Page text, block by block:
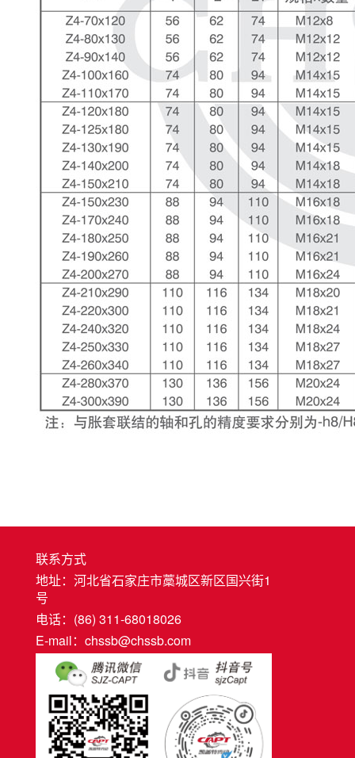
联系方式
地址：河北省石家庄市藁城区新区国兴街1
号
电话：(86) 311-68018026
E-mail：chssb@chssb.com